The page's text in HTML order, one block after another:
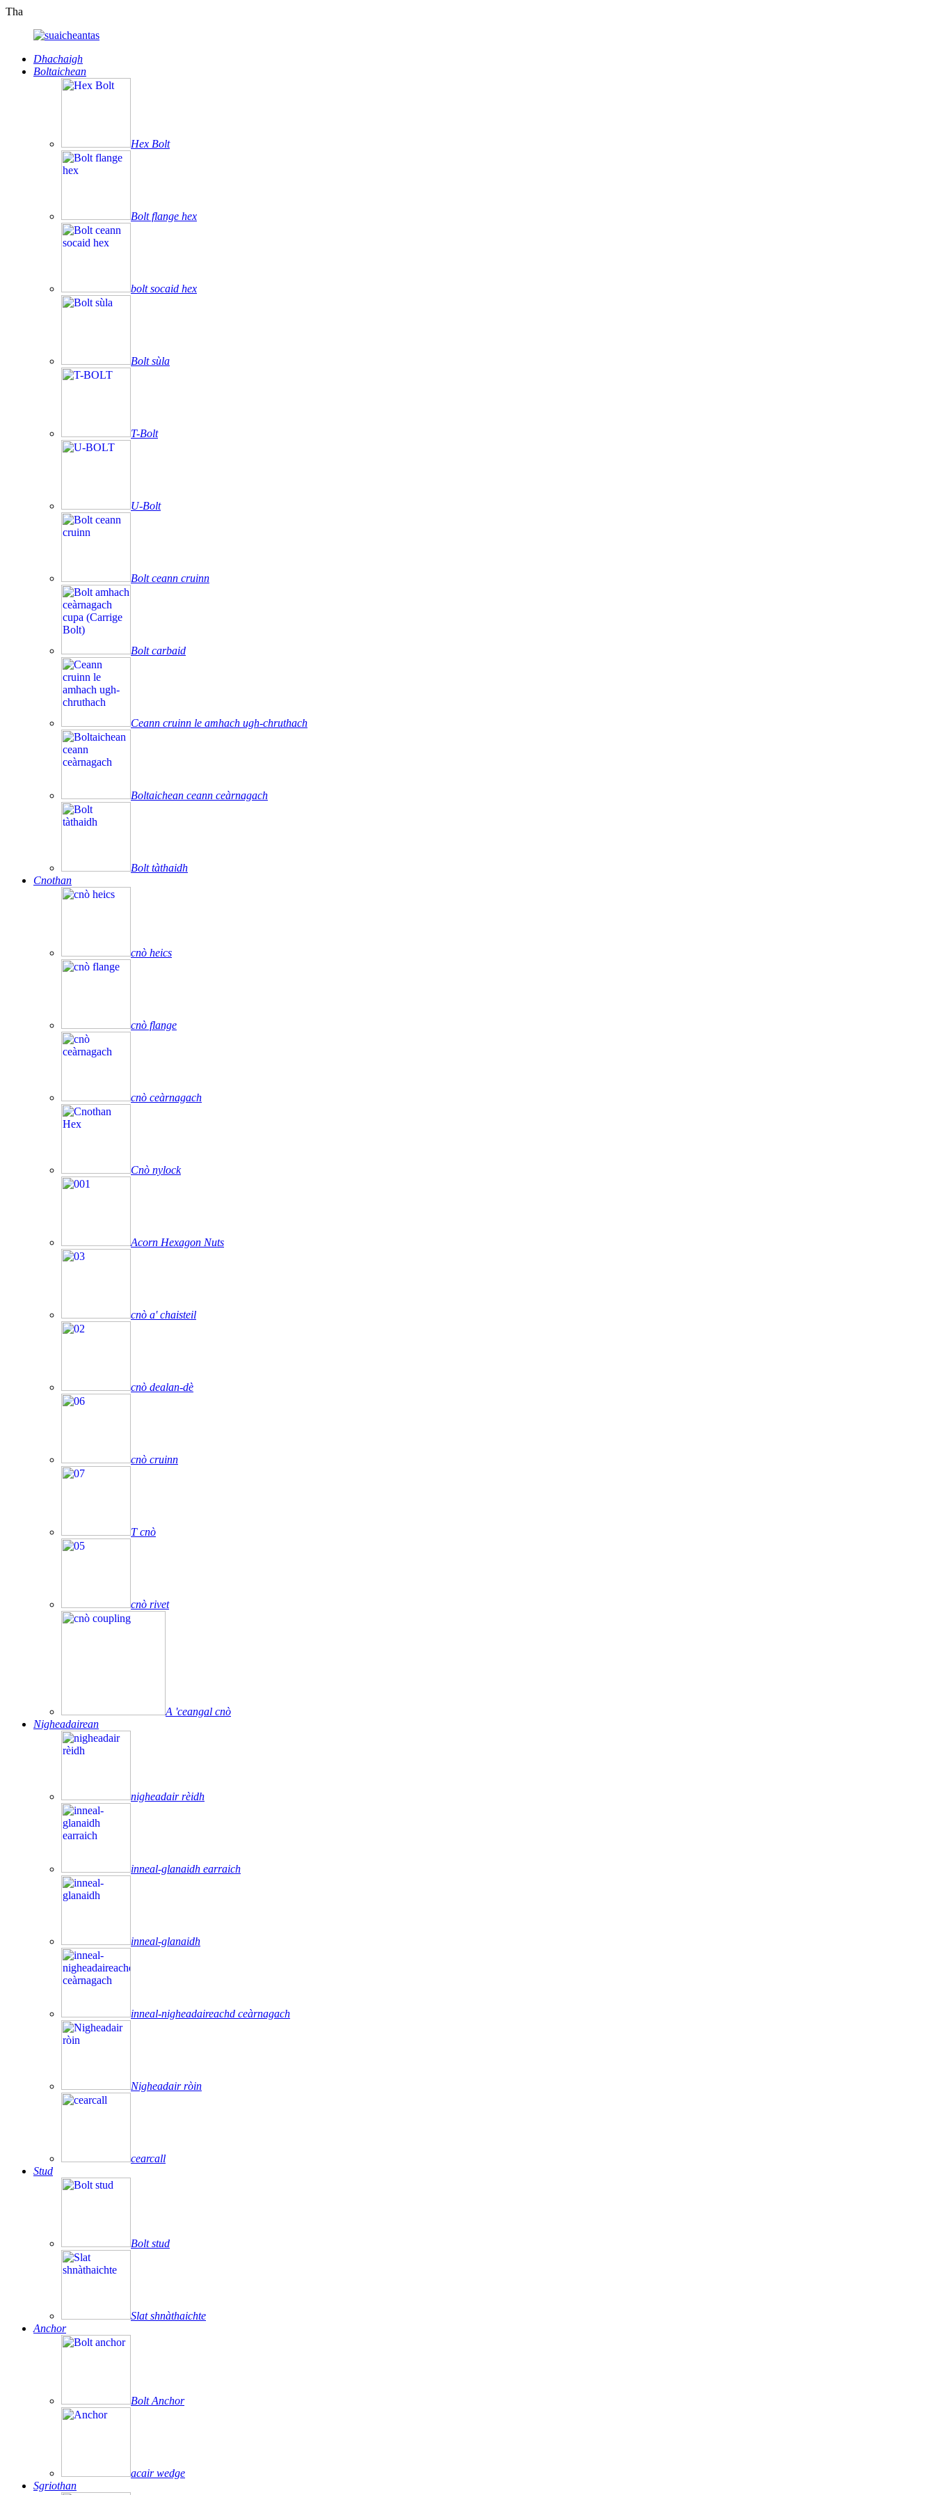
Tha
Dhachaigh
Boltaichean
Hex Bolt
Bolt flange hex
bolt socaid hex
Bolt sùla
T-Bolt
U-Bolt
Bolt ceann cruinn
Bolt carbaid
Ceann cruinn le amhach ugh-chruthach
Boltaichean ceann ceàrnagach
Bolt tàthaidh
Cnothan
cnò heics
cnò flange
cnò ceàrnagach
Cnò nylock
Acorn Hexagon Nuts
cnò a' chaisteil
cnò dealan-dè
cnò cruinn
T cnò
cnò rivet
A 'ceangal cnò
Nigheadairean
nigheadair rèidh
inneal-glanaidh earraich
inneal-glanaidh
inneal-nigheadaireachd ceàrnagach
Nigheadair ròin
cearcall
Stud
Bolt stud
Slat shnàthaichte
Anchor
Bolt Anchor
acair wedge
Sgriothan